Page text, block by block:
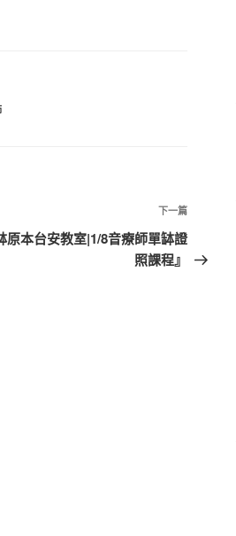
下
一
篇
下一篇
原本台安教室|1/8音療師單缽證
照課程』